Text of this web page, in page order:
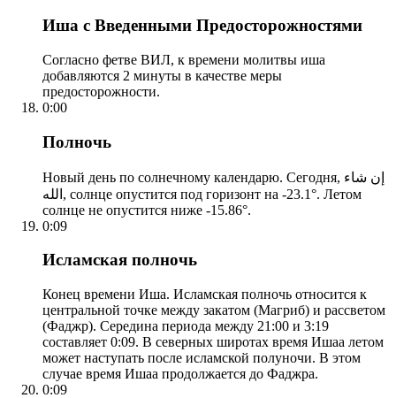
Иша с Введенными Предосторожностями
Согласно фетве ВИЛ, к времени молитвы иша
добавляются 2 минуты в качестве меры
предосторожности.
0:00
Полночь
Новый день по солнечному календарю. Сегодня, إن شاء
الله, солнце опустится под горизонт на -23.1°. Летом
солнце не опустится ниже -15.86°.
0:09
Исламская полночь
Конец времени Иша. Исламская полночь относится к
центральной точке между закатом (Магриб) и рассветом
(Фаджр). Середина периода между 21:00 и 3:19
составляет 0:09. В северных широтах время Ишаа летом
может наступать после исламской полуночи. В этом
случае время Ишаа продолжается до Фаджра.
0:09